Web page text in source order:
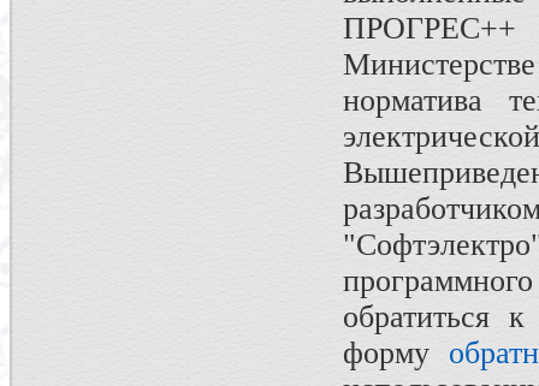
норматива
обратиться
форму